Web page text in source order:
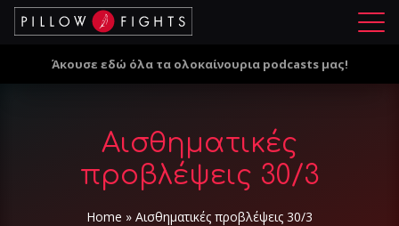
Μ
ο
Άκουσε εδώ όλα τα ολοκαίνουρια podcasts μας!
Αισθηματικές
προβλέψεις 30/3
Home » Αισθηματικές προβλέψεις 30/3